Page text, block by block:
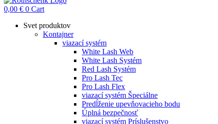
0,00 € 0 Cart
Svet produktov
Kontajner
viazací systém
White Lash Web
White Lash Systém
Red Lash Systém
Pro Lash Tec
Pro Lash Flex
viazací systém Špeciálne
Predĺženie upevňovacieho bodu
Úplná bezpečnosť
viazací systém Príslušenstvo